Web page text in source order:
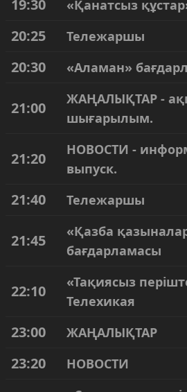
19:30 «Қанатсыз
20:25 Тележаршы
20:30 «Аламан»
21:00
ЖАҢАЛЫҚТАР -
шығарылым.
21:20
НОВОСТИ -
выпуск.
21:40 Тележаршы
21:45
«Қазба
бағдарламасы
22:10
«Тақиясыз
Телехикая
23:00 ЖАҢАЛЫҚТАР
23:20
НОВОСТИ